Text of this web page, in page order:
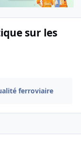
sur les
ferroviaire